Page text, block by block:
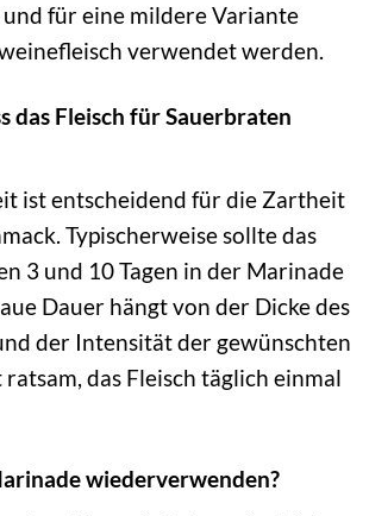
für eine mildere Variante
verwendet werden.
das Fleisch für Sauerbraten
ist entscheidend für die Zartheit
Typischerweise sollte das
3 und 10 Tagen in der Marinade
Dauer hängt von der Dicke des
der Intensität der gewünschten
ratsam, das Fleisch täglich einmal
wiederverwenden?